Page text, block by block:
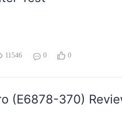
11546 0 0
(E6878-370)